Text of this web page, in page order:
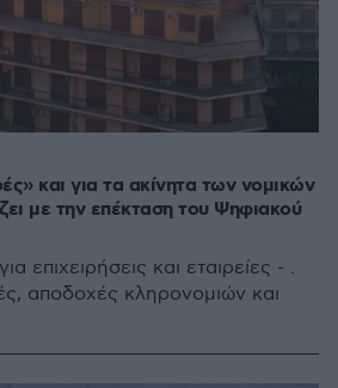
και για τα ακίνητα των νομικών
με την επέκταση του Ψηφιακού
επιχειρήσεις και εταιρείες - .
αποδοχές κληρονομιών και